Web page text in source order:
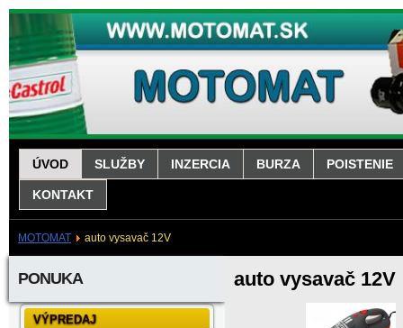
ÚVOD SLUŽBY INZERCIA BURZA POISTENIE
KONTAKT
MOTOMAT auto vysavač 12V
PONUKA
VÝPREDAJ
auto vysavač 12V